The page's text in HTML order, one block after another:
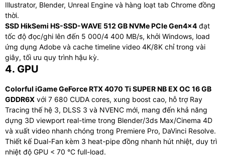
Illustrator, Blender, Unreal Engine và hàng loạt tab Chrome đồng
thời.
SSD HikSemi HS-SSD-WAVE 512 GB NVMe PCIe Gen4×4 đạt
tốc độ đọc/ghi lên đến 5 000/4 400 MB/s, khởi Windows, load
ứng dụng Adobe và cache timeline video 4K/8K chỉ trong vài
giây, tối ưu quy trình hậu kỳ.
4. GPU
Colorful iGame GeForce RTX 4070 Ti SUPER NB EX OC 16 GB
GDDR6X với 7 680 CUDA cores, xung boost cao, hỗ trợ Ray
Tracing thế hệ 3, DLSS 3 và NVENC mới, mang đến khả năng
dựng 3D viewport real-time trong Blender/3ds Max/Cinema 4D
và xuất video nhanh chóng trong Premiere Pro, DaVinci Resolve.
Thiết kế Dual-Fan kèm 3 heat-pipe đồng nhanh hút nhiệt, duy trì
nhiệt độ GPU < 70 °C full-load.